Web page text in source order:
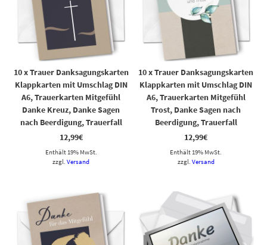
10 x Trauer Danksagungskarten
Klappkarten mit Umschlag DIN
A6, Trauerkarten Mitgefühl
Danke Kreuz, Danke Sagen
nach Beerdigung, Trauerfall
12,99€
Enthält 19% MwSt.
zzgl.Versand
10 x Trauer Danksagungskarten
Klappkarten mit Umschlag DIN
A6, Trauerkarten Mitgefühl
Trost, Danke Sagen nach
Beerdigung, Trauerfall
12,99€
Enthält 19% MwSt.
zzgl. Versand